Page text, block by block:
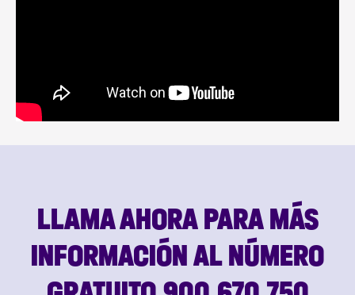
LLAMA AHORA PARA MÁS
INFORMACIÓN AL NÚMERO